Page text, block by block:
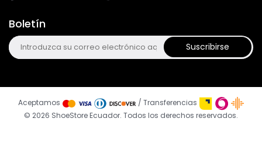
Boletín
Suscribirse
© 2026 ShoeStore Ecuador. Todos los derechos reservados.
Aceptamos / Transferencias